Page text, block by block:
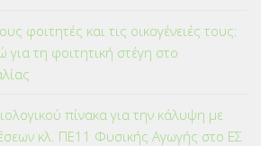
φοιτητές και τις οικογένειές τους:
για τη φοιτητική στέγη στο
πίνακα για την κάλυψη με
κλ. ΠΕ11 Φυσικής Αγωγής στο ΕΣ